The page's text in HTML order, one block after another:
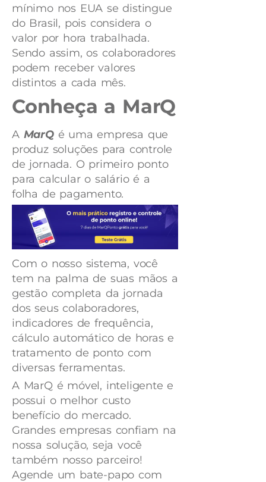
mínimo nos EUA se distingue
do Brasil, pois considera o
valor por hora trabalhada.
Sendo assim, os colaboradores
podem receber valores
distintos a cada mês.
Conheça a MarQ
AMarQé uma empresa que
produz soluções para controle
de jornada. O primeiro ponto
para calcular o salário é a
folha de pagamento.
Com o nosso sistema, você
tem na palma de suas mãos a
gestão completa da jornada
dos seus colaboradores,
indicadores de frequência,
cálculo automático de horas e
tratamento de ponto com
diversas ferramentas.
A MarQ é móvel, inteligente e
possui o melhor custo
benefício do mercado.
Grandes empresas confiam na
nossa solução, seja você
também nosso parceiro!
Agende um bate-papo com